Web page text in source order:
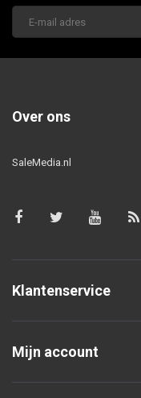
Over ons
SaleMedia.nl
Klantenservice
Mijn account